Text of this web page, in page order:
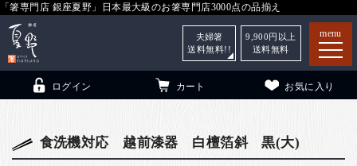
「箸専門店 銀座夏野」日本最大級のお箸専門店3000点の品揃え
menu
ログイン カート お気に入り
夫婦箸
送料無料!!
9,900 円以上
送料無料
食洗機対応 越前漆器 白檀箔斜 黒(大)